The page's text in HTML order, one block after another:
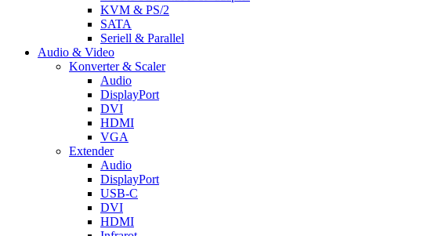
KVM & PS/2
SATA
Seriell & Parallel
Audio & Video
Konverter & Scaler
Audio
DisplayPort
DVI
HDMI
VGA
Extender
Audio
DisplayPort
USB-C
DVI
HDMI